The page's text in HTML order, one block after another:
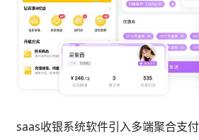
saas收银系统软件引入多端聚合支